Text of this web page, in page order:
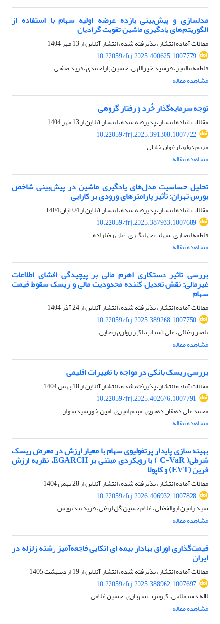
مدلسازی و پیش‌بینی بازده عرضه اولیه سهام با استفاده از
الگوریتم‌های یادگیری ماشین تقویت گرادیان
مقالات آماده انتشار، پذیرفته شده، انتشار آنلاین از13 مهر 1404
10.22059/frj.2025.400625.1007779
فاطمه مالمیر، فرشید خیراللهی، حسین یاراحمدی، فرید صفتی
مشاهده مقاله
توجه سرمایه‌گذار خُرد و رفتار‌ گروهی
مقالات آماده انتشار، پذیرفته شده، انتشار آنلاین از13 مهر 1404
10.22059/frj.2025.391308.1007722
مریم دولو، ارغوان خلیلی
مشاهده مقاله
تحلیل حساسیت مدل‌های یادگیری ماشین در پیش‌بینی شاخص‌
بورس تهران: تأثیر پارامترهای ورودی بر کارایی
مقالات آماده انتشار، پذیرفته شده، انتشار آنلاین از04 آبان 1404
10.22059/frj.2025.387933.1007689
فاطمه انصاری، شهاب جهانگیری، علی رضازاده
مشاهده مقاله
بررسی تاثیر دستکاری اهرم مالی بر پیچیدگی افشای اطلاعات
غیرمالی: نقش تعدیل کننده محدودیت مالی و ریسک سقوط قیمت
سهام
مقالات آماده انتشار، پذیرفته شده، انتشار آنلاین از24 آذر 1404
10.22059/frj.2025.389268.1007750
ناصر رضائی، علی آشتاب، اکبر زواری رضایی
مشاهده مقاله
بررسی ریسک بانکی در مواجه با تغییرات اقلیمی
مقالات آماده انتشار، پذیرفته شده، انتشار آنلاین از18 بهمن 1404
10.22059/frj.2025.402676.1007791
محمد علی دهقان دهنوی، میثم امیری، امین خورشیدسوار
مشاهده مقاله
بهینه‏ سازی پایدار پرتفولیوی سهام با معیار ارزش در معرض ریسک
شرطی( C-VaR ) با رویکردی مبتنی بر EGARCH، نظریه ارزش
فرین (EVT) و کاپولا
مقالات آماده انتشار، پذیرفته شده، انتشار آنلاین از28 بهمن 1404
10.22059/frj.2026.406932.1007828
سید رامین ابوالفضلی، غلام حسین گل ارضی، فرید تندنویس
مشاهده مقاله
قیمت‌گذاری اوراق بهادار بیمه ای اتکایی فاجعه‌آمیز رشته زلزله در
ایران
مقالات آماده انتشار، پذیرفته شده، انتشار آنلاین از19 اردیبهشت 1405
10.22059/frj.2025.388962.1007697
لاله دستمالچی، کیومرث شهبازی، حسین غلامی
مشاهده مقاله